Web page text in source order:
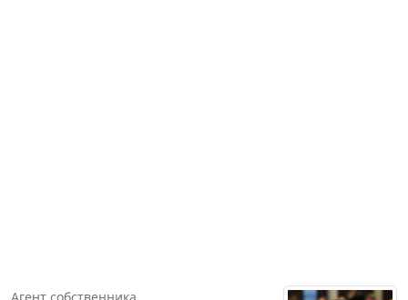
Агент собственника